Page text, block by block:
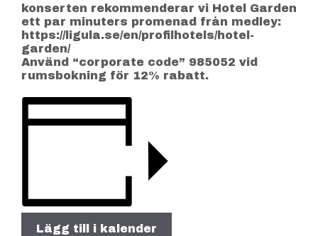
konserten rekommenderar vi Hotel Garden
ett par minuters promenad från medley:
https://ligula.se/en/profilhotels/hotel-
garden/
Använd “corporate code” 985052 vid
rumsbokning för 12% rabatt.
Lägg till i kalender